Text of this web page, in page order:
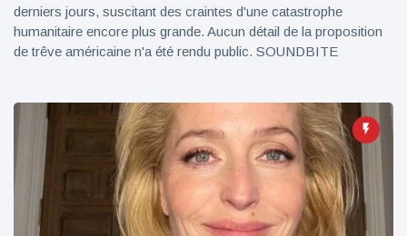
derniers jours, suscitant des craintes d'une catastrophe
humanitaire encore plus grande. Aucun détail de la proposition
de trêve américaine n'a été rendu public. SOUNDBITE